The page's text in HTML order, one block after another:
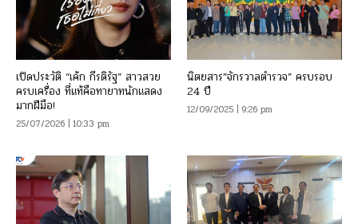
เปิดประวัติ “เค้ก กีรติรัฐ” สาวสวย
ครบเครื่อง ที่แท้คือทายาทนักแสดง
มากฝีมือ!
25/07/2026 | 10:33 pm
นิตยสาร”จักรวาลตำรวจ” ครบรอบ
24 ปี
12/09/2025 | 9:26 pm